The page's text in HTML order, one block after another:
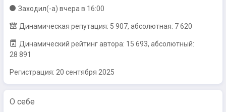
Заходил(-a) вчера в 16:00
Динамическая репутация: 5 907, абсолютная: 7 620
Динамический рейтинг автора: 15 693, абсолютный:
28 891
Регистрация: 20 сентября 2025
О себе